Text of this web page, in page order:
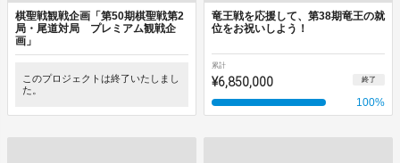
棋聖戦観戦企画「第50期棋聖戦第2
局・尾道対局 プレミアム観戦企
画」
このプロジェクトは終了いたしまし
た。
竜王戦を応援して、第38期竜王の就
位をお祝いしよう！
累計
¥6,850,000 終了
100%